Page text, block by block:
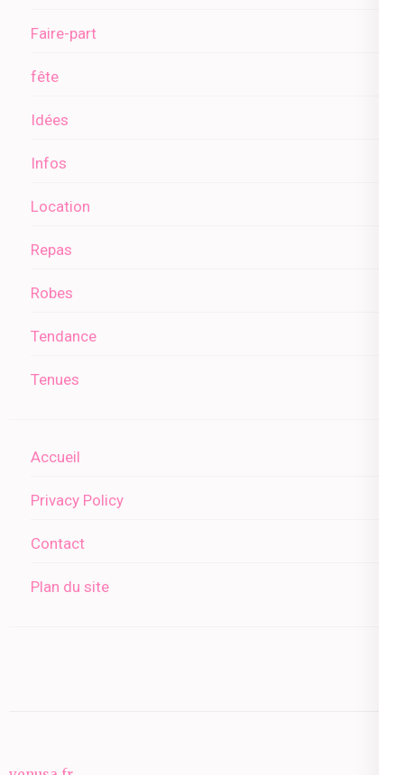
Faire-part
fête
Idées
Infos
Location
Repas
Robes
Tendance
Tenues
Accueil
Privacy Policy
Contact
Plan du site